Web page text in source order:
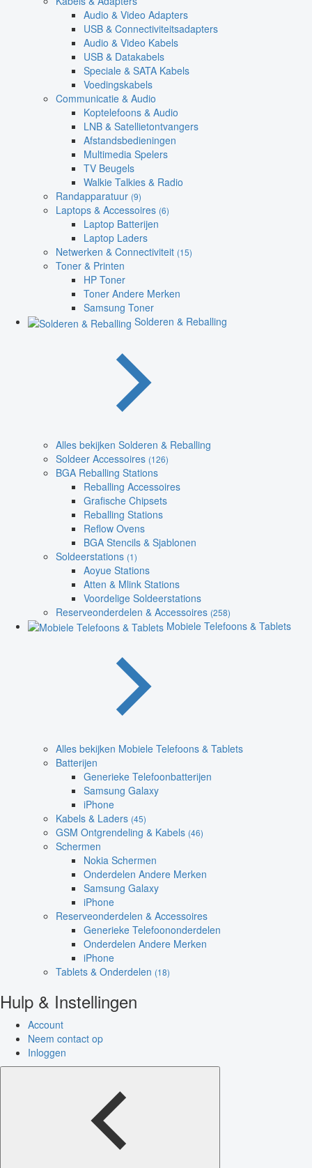
Audio & Video Adapters
USB & Connectiviteitsadapters
Audio & Video Kabels
USB & Datakabels
Speciale & SATA Kabels
Voedingskabels
Communicatie & Audio
Koptelefoons & Audio
LNB & Satellietontvangers
Afstandsbedieningen
Multimedia Spelers
TV Beugels
Walkie Talkies & Radio
Randapparatuur (9)
Laptops & Accessoires (6)
Laptop Batterijen
Laptop Laders
Netwerken & Connectiviteit (15)
Toner & Printen
HP Toner
Toner Andere Merken
Samsung Toner
Solderen & Reballing
Alles bekijken Solderen & Reballing
Soldeer Accessoires (126)
BGA Reballing Stations
Reballing Accessoires
Grafische Chipsets
Reballing Stations
Reflow Ovens
BGA Stencils & Sjablonen
Soldeerstations (1)
Aoyue Stations
Atten & Mlink Stations
Voordelige Soldeerstations
Reserveonderdelen & Accessoires (258)
Mobiele Telefoons & Tablets
Alles bekijken Mobiele Telefoons & Tablets
Batterijen
Generieke Telefoonbatterijen
Samsung Galaxy
iPhone
Kabels & Laders (45)
GSM Ontgrendeling & Kabels (46)
Schermen
Nokia Schermen
Onderdelen Andere Merken
Samsung Galaxy
iPhone
Reserveonderdelen & Accessoires
Generieke Telefoononderdelen
Onderdelen Andere Merken
iPhone
Tablets & Onderdelen (18)
Hulp & Instellingen
Account
Neem contact op
Inloggen